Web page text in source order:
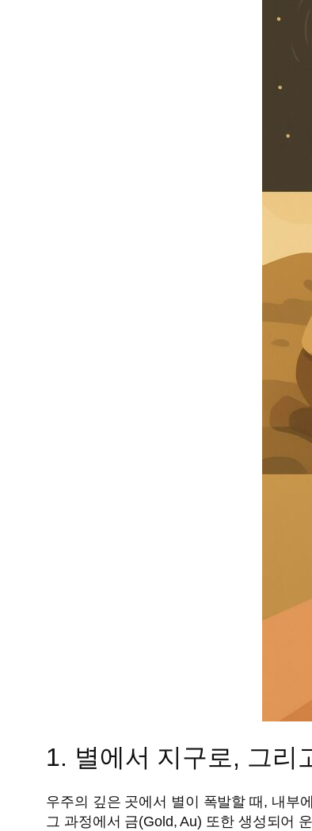
1. 별에서 지구로, 그리
우주의 깊은 곳에서 별이 폭발할 때, 내부
그 과정에서 금(Gold, Au) 또한 생성되어